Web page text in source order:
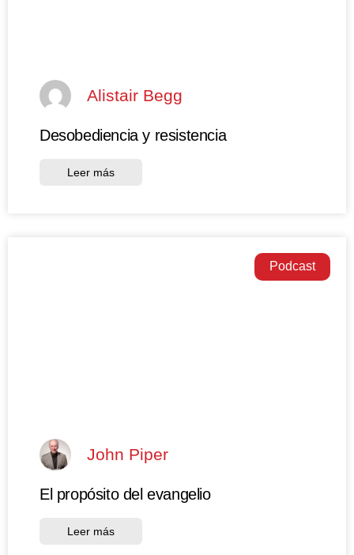
Alistair Begg
Desobediencia y resistencia
Leer más
Podcast
John Piper
El propósito del evangelio
Leer más